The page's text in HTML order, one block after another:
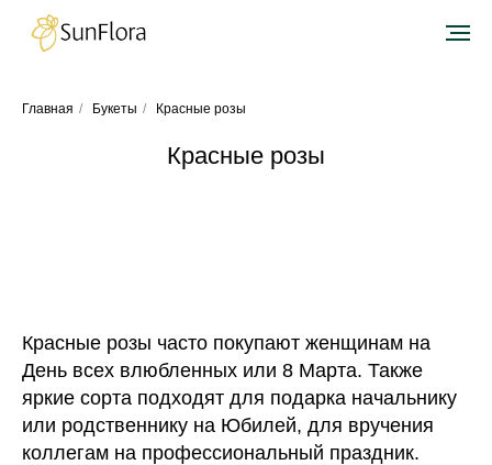
Главная / Букеты / Красные розы
Красные розы
Красные розы часто покупают женщинам на
День всех влюбленных или 8 Марта. Также
яркие сорта подходят для подарка начальнику
или родственнику на Юбилей, для вручения
коллегам на профессиональный праздник.